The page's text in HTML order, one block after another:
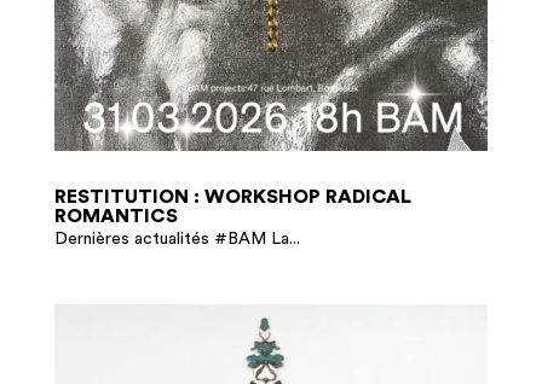
RESTITUTION : WORKSHOP RADICAL
ROMANTICS
Dernières actualités #BAM La...